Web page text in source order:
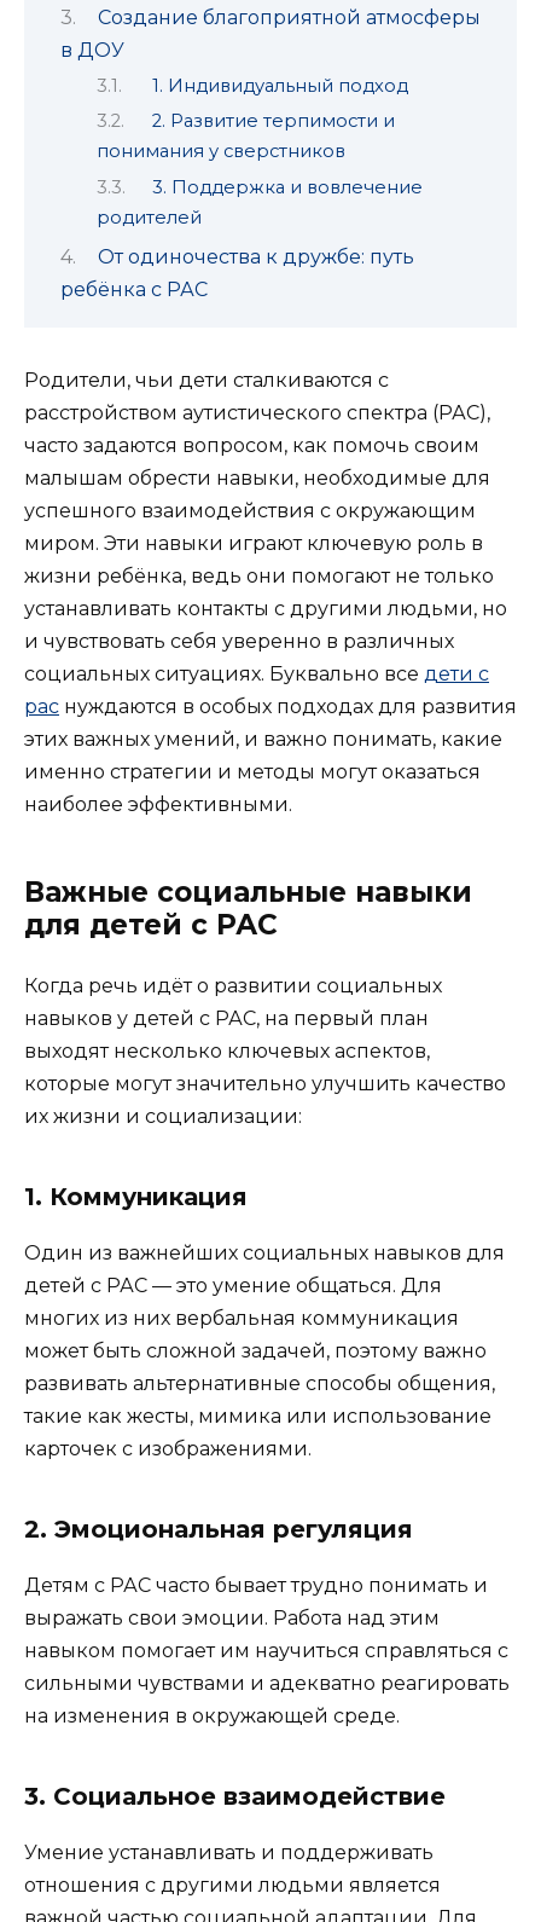
Создание благоприятной атмосферы
в ДОУ
1. Индивидуальный подход
2. Развитие терпимости и
понимания у сверстников
3. Поддержка и вовлечение
родителей
От одиночества к дружбе: путь
ребёнка с РАС
Родители, чьи дети сталкиваются с
расстройством аутистического спектра (РАС),
часто задаются вопросом, как помочь своим
малышам обрести навыки, необходимые для
успешного взаимодействия с окружающим
миром. Эти навыки играют ключевую роль в
жизни ребёнка, ведь они помогают не только
устанавливать контакты с другими людьми, но
и чувствовать себя уверенно в различных
социальных ситуациях. Буквально все дети с
рас нуждаются в особых подходах для развития
этих важных умений, и важно понимать, какие
именно стратегии и методы могут оказаться
наиболее эффективными.
Важные социальные навыки
для детей с РАС
Когда речь идёт о развитии социальных
навыков у детей с РАС, на первый план
выходят несколько ключевых аспектов,
которые могут значительно улучшить качество
их жизни и социализации:
1. Коммуникация
Один из важнейших социальных навыков для
детей с РАС — это умение общаться. Для
многих из них вербальная коммуникация
может быть сложной задачей, поэтому важно
развивать альтернативные способы общения,
такие как жесты, мимика или использование
карточек с изображениями.
2. Эмоциональная регуляция
Детям с РАС часто бывает трудно понимать и
выражать свои эмоции. Работа над этим
навыком помогает им научиться справляться с
сильными чувствами и адекватно реагировать
на изменения в окружающей среде.
3. Социальное взаимодействие
Умение устанавливать и поддерживать
отношения с другими людьми является